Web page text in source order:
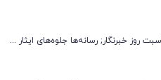
پیام وزیر نفت به مناسبت روز خبرنگار; رسانه‌ها جلوه‌های ایثار کارکنان صنعت نفت را منعکس کردند